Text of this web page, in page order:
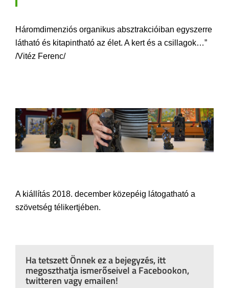
Háromdimenziós organikus absztrakcióiban egyszerre
látható és kitapintható az élet. A kert és a csillagok…”
/Vitéz Ferenc/
A kiállítás 2018. december közepéig látogatható a
szövetség télikertjében.
Ha tetszett Önnek ez a bejegyzés, itt
megoszthatja ismerőseivel a Facebookon,
twitteren vagy emailen!